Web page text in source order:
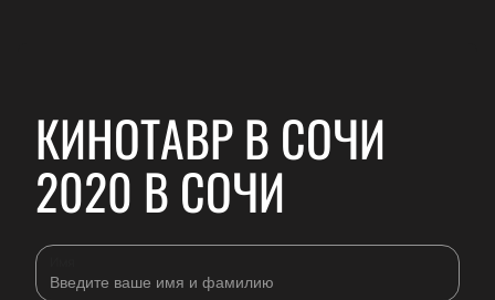
КИНОТАВР В СОЧИ
2020 В СОЧИ